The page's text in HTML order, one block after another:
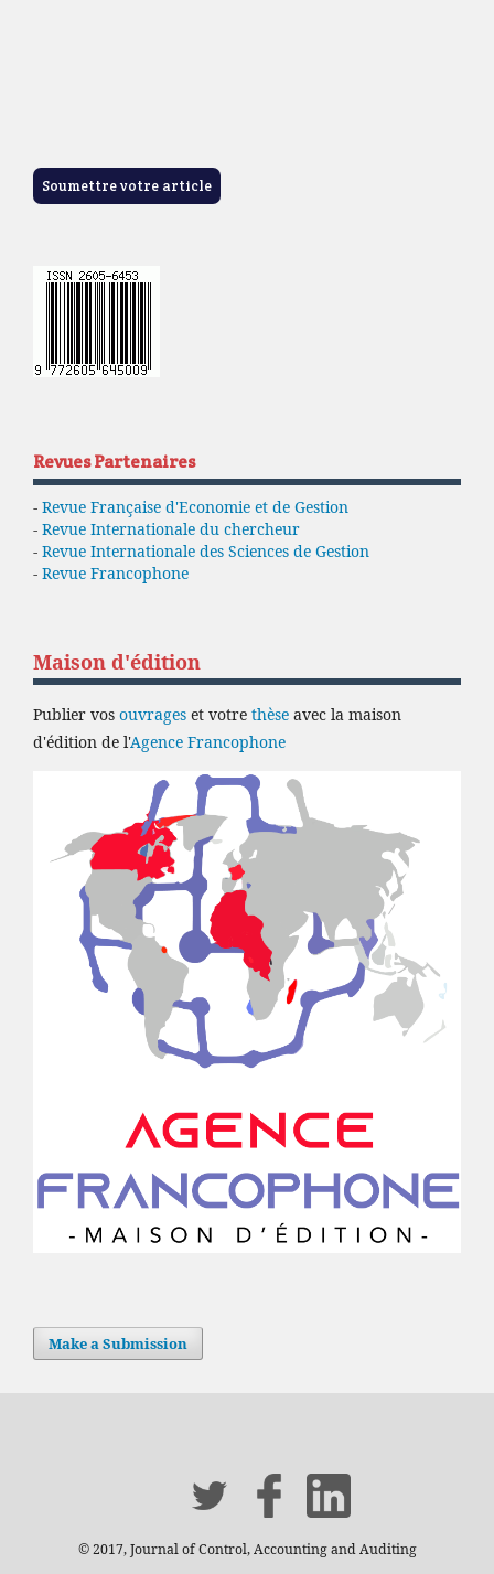
Soumettre votre article
Revues Partenaires
- Revue Française d'Economie et de Gestion
- Revue Internationale du chercheur
- Revue Internationale des Sciences de Gestion
- Revue Francophone
Maison d'édition
Publier vos ouvrages et votre thèse avec la maison
d'édition de l'Agence Francophone
Make a Submission
© 2017, Journal of Control, Accounting and Auditing